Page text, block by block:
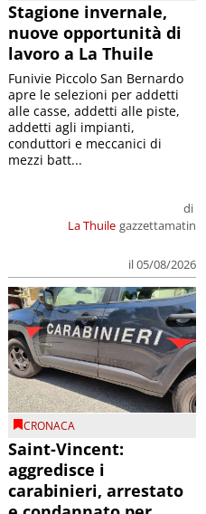
Stagione invernale,
nuove opportunità di
lavoro a La Thuile
La Thuile
di
gazzettamatin
il 05/08/2026
Funivie Piccolo San Bernardo
apre le selezioni per addetti
alle casse, addetti alle piste,
addetti agli impianti,
conduttori e meccanici di
mezzi batt...
CRONACA
Saint-Vincent:
aggredisce i
carabinieri, arrestato